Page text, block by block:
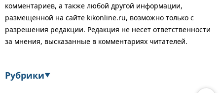
комментариев, а также любой другой информации,
размещенной на сайте kikonline.ru, возможно только с
разрешения редакции. Редакция не несет ответственности
за мнения, высказанные в комментариях читателей.
Рубрики▼